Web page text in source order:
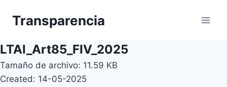
Transparencia
LTAI_Art85_FIV_2025
Tamaño de archivo: 11.59 KB
Created: 14-05-2025